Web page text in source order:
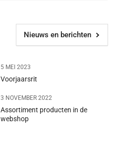
Nieuws en berichten
5 MEI 2023
Voorjaarsrit
3 NOVEMBER 2022
Assortiment producten in de
webshop